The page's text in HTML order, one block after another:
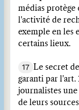
médias protège
l'activité de
exemple en les
certains lieux.
17
Le secret
garanti par l'art.
journalistes
de leurs